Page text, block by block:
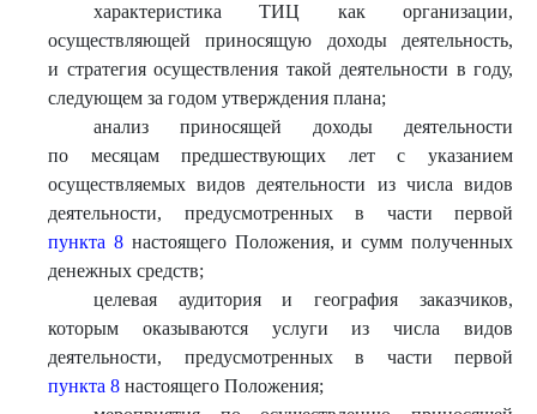
характеристика ТИЦ как организации,
осуществляющей приносящую доходы деятельность,
и стратегия осуществления такой деятельности в году,
следующем за годом утверждения плана;
анализ приносящей доходы деятельности
по месяцам предшествующих лет с указанием
осуществляемых видов деятельности из числа видов
деятельности, предусмотренных в части первой
пункта 8настоящего Положения, и сумм полученных
денежных средств;
целевая аудитория и география заказчиков,
которым оказываются услуги из числа видов
деятельности, предусмотренных в части первой
пункта 8 настоящего Положения;